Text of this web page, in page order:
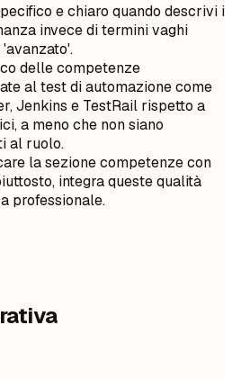
e chiaro quando descrivi i
invece di termini vaghi
'avanzato'.
delle competenze
al test di automazione come
Jenkins e TestRail rispetto a
a meno che non siano
al ruolo.
la sezione competenze con
integra queste qualità
professionale.